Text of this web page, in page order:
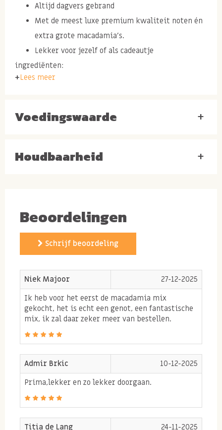
Altijd dagvers gebrand
Met de meest luxe premium kwaliteit noten én
extra grote macadamia's.
Lekker voor jezelf of als cadeautje
ingrediënten:
MACADAMIA NOTEN
Ambachtelijk gebrande
macadamia notenmix
Wie houdt er niet van een heerlijk vers gebrande
notenmix? Deze luxe mix is vooral lekker door de
grote macadamia's, romige cashewnoten en
knapperige amandelen, pecannoten en hazelnootjes.
Al onze noten worden gebrand in pure arachide-olie,
komt. Juist vanwege het brandproces worden de noten
nog lekkerder en komt er een knapperige bite aan de
noten te zitten. Doordat wij al meer dan 50 jaar
ervaring hebben in de notenindustrie, weten wij
precies waar wij onze A-kwaliteit noten vandaag
Lees meer
Voedingswaarde +
Houdbaarheid +
Beoordelingen
Schrijf beoordeling
Niek Majoor
27-12-2025
Ik heb voor het eerst de macadamia mix
gekocht, het is echt een genot, een fantastische
mix, ik zal daar zeker meer van bestellen.
Admir Brkic
10-12-2025
Prima,lekker en zo lekker doorgaan.
Titia de Lang 24-11-2025